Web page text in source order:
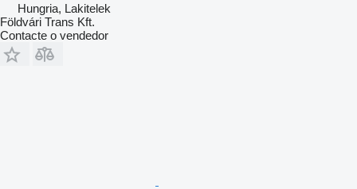
Hungria, Lakitelek
Földvári Trans Kft.
Contacte o vendedor